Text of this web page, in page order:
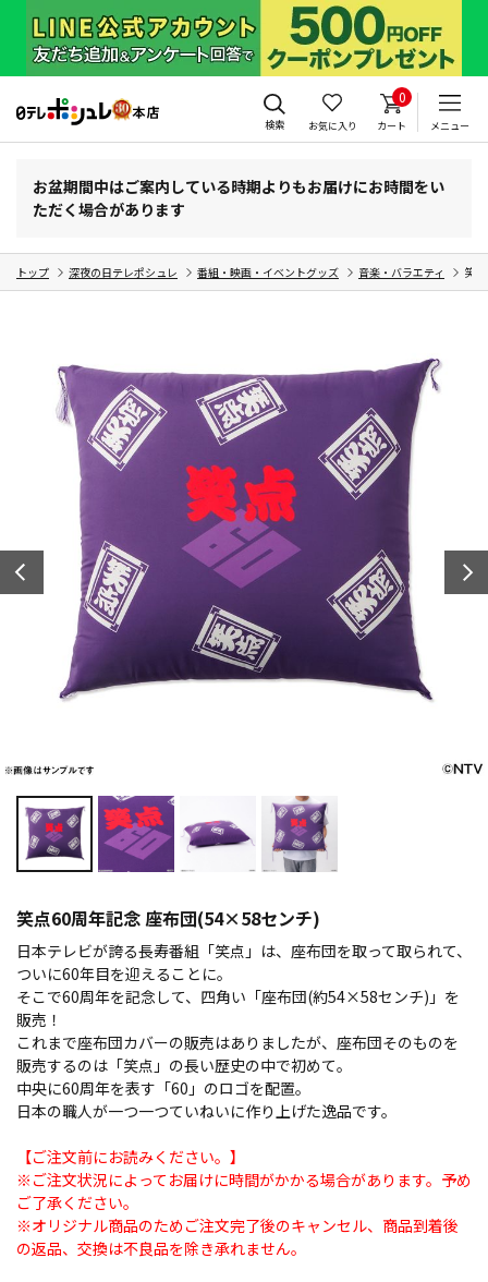
検索 お気に入り
0
カート メニュー
お盆期間中はご案内している時期よりもお届けにお時間をい
ただく場合があります
トップ 深夜の日テレポシュレ 番組・映画・イベントグッズ 音楽・バラエティ 笑
笑点60周年記念 座布団(54×58センチ)
日本テレビが誇る長寿番組「笑点」は、座布団を取って取られて、
ついに60年目を迎えることに。
そこで60周年を記念して、四角い「座布団(約54×58センチ)」を
販売！
これまで座布団カバーの販売はありましたが、座布団そのものを
販売するのは「笑点」の長い歴史の中で初めて。
中央に60周年を表す「60」のロゴを配置。
日本の職人が一つ一つていねいに作り上げた逸品です。
【ご注文前にお読みください。】
※ご注文状況によってお届けに時間がかかる場合があります。予め
ご了承ください。
※オリジナル商品のためご注文完了後のキャンセル、商品到着後
の返品、交換は不良品を除き承れません。